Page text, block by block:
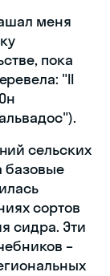
меня
пока
"Il
сельских
базовые
сортов
сидра. Эти
–